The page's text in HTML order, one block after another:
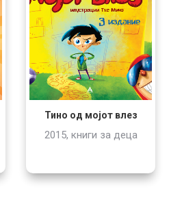
Тино од мојот влез
2015, книги за деца